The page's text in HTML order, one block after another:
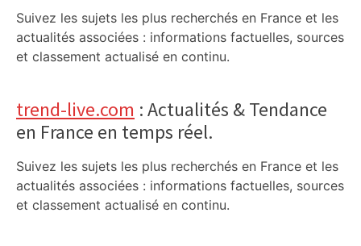
Suivez les sujets les plus recherchés en France et les
actualités associées : informations factuelles, sources
et classement actualisé en continu.
trend-live.com : Actualités & Tendance
en France en temps réel.
Suivez les sujets les plus recherchés en France et les
actualités associées : informations factuelles, sources
et classement actualisé en continu.